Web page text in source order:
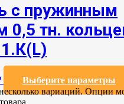
с пружинным
0,5 тн.
Выберите параметры
вариаций. Опции